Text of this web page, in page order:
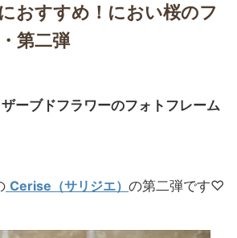
おすすめ！におい桜のフ
第二弾
ーブドフラワーのフォトフレーム
Cerise（サリジエ） の第二弾です♡